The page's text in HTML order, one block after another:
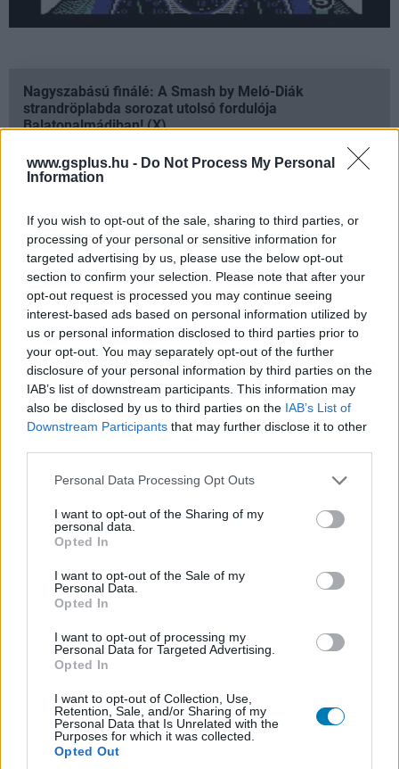
www.gsplus.hu - Do Not Process My Personal
Information
If you wish to opt-out of the sale, sharing to third parties, or
processing of your personal or sensitive information for
targeted advertising by us, please use the below opt-out
section to confirm your selection. Please note that after your
opt-out request is processed you may continue seeing
interest-based ads based on personal information utilized by
us or personal information disclosed to third parties prior to
your opt-out. You may separately opt-out of the further
disclosure of your personal information by third parties on the
IAB’s list of downstream participants. This information may
also be disclosed by us to third parties on the IAB’s List of
Downstream Participants that may further disclose it to other
Please note that this website/app uses one or more Google
not limited to your visit or usage behaviour. You may click to
grant or deny consent to Google and its third-party tags to
use your data for below specified purposes in below Google
consent section.
Personal Data Processing Opt Outs
I want to opt-out of the Sharing of my
personal data.
Opted In
I want to opt-out of the Sale of my
Personal Data.
Opted In
I want to opt-out of processing my
Personal Data for Targeted Advertising.
Opted In
I want to opt-out of Collection, Use,
Retention, Sale, and/or Sharing of my
Personal Data that Is Unrelated with the
Purposes for which it was collected.
Opted Out
Nagyszabású finálé: A Smash by Meló-Diák
strandröplabda sorozat utolsó fordulója
Balatonalmádiban! (X)
sorozata.
Címkék: #c64 #revs #visszatekintő
#geoff crammond
#forma-1
Tiszteletem! 2012.09.09.
2012 szeptember 9. 00:03
Teljes erővel tombol a Vénasszonyok nyara -
aki szereti a napközbeni meleget, most még
Unmute Loaded:
A mai nap a magyar dal napja, a Koreai Népi
Demokratikus Köztársaság nemzeti ünnepe és a Tádzsik
Köztársaság nemzeti ünnepe.